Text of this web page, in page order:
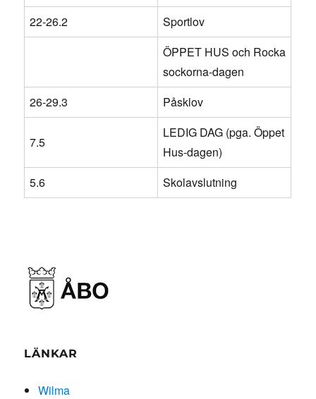
22-26.2
Sportlov
ÖPPET HUS och Rocka
sockorna-dagen
26-29.3
Påsklov
7.5
LEDIG DAG (pga. Öppet
Hus-dagen)
5.6
Skolavslutning
LÄNKAR
Wilma